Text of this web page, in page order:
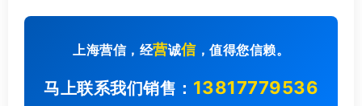
上海营信，经营诚信，值得您信赖。
马上联系我们销售： 13817779536